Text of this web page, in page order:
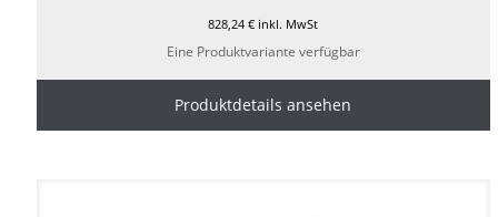
828,24€ inkl. MwSt
Eine Produktvariante verfügbar
Produktdetails ansehen